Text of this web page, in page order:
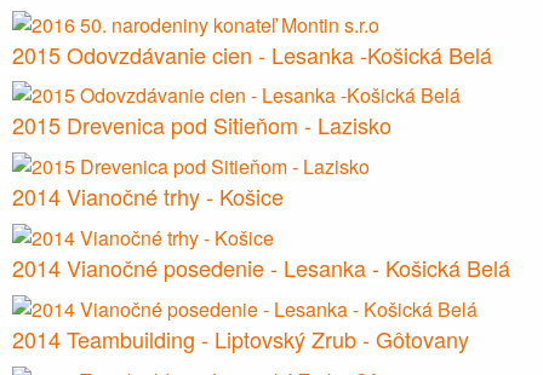
2015 Odovzdávanie cien - Lesanka -Košická Belá
2015 Drevenica pod Sitieňom - Lazisko
2014 Vianočné trhy - Košice
2014 Vianočné posedenie - Lesanka - Košická Belá
2014 Teambuilding - Liptovský Zrub - Gôtovany